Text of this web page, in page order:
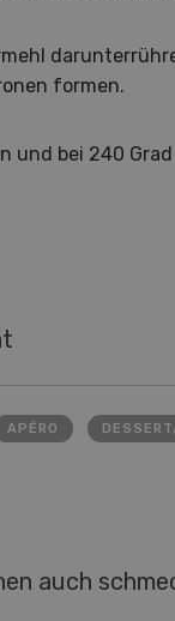
formen.
und bei 240
APÉRO
auch